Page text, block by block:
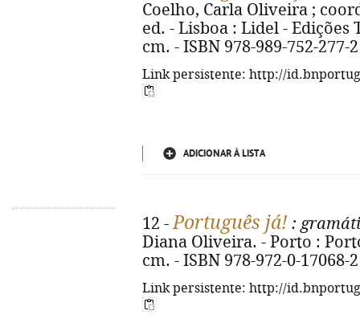
Coelho, Carla Oliveira ;
ed. - Lisboa : Lidel - Edições
cm. - ISBN 978-989-752-277-2
Link persistente: http://
ADICIONAR À LISTA
12 -Português já! :
Diana Oliveira. - Porto :
cm. - ISBN 978-972-0-17068-2
Link persistente: http://